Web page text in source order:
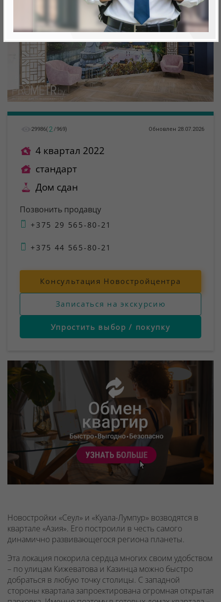
29986( 2 /969) Обновлен 28.07.2026
4 квартал 2022
стандарт
Дом сдан
Позвонить продавцу
+375 29 565-80-21
+375 44 565-80-21
Консультация Новостройцентра
Записаться на экскурсию
Упростить выбор / покупку
Новостройки «Сеул» и «Куала-Лумпур» возводятся в
квартале «Азия». Его построили в честь самого
динамично развивающегося региона планеты.
Эта локация покорила сердца многих своим удобством
– по улицам Кижеватова и Казинца можно быстро
добраться в любую точку столицы. С западной
стороны квартала запроектирована огромная открытая